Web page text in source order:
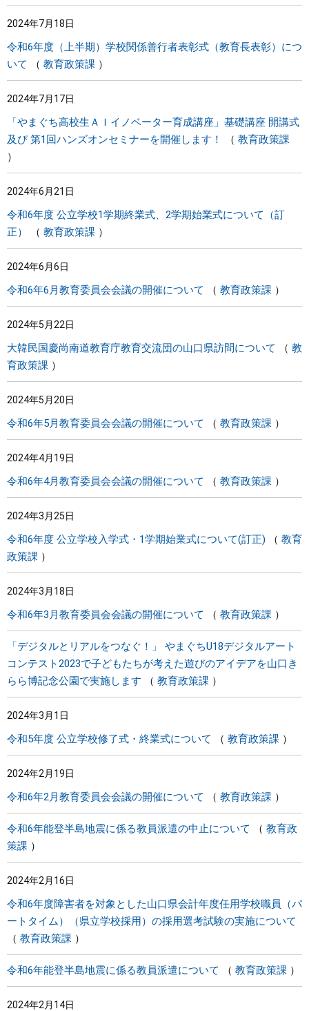
2024年7月18日
令和6年度（上半期）学校関係善行者表彰式（教育長表彰）につ
いて
教育政策課
2024年7月17日
「やまぐち高校生ＡＩイノベーター育成講座」基礎講座 開講式
及び 第1回ハンズオンセミナーを開催します！
教育政策課
2024年6月21日
令和6年度 公立学校1学期終業式、2学期始業式について（訂
正）
教育政策課
2024年6月6日
令和6年6月教育委員会会議の開催について 教育政策課
2024年5月22日
大韓民国慶尚南道教育庁教育交流団の山口県訪問について
教
育政策課
2024年5月20日
令和6年5月教育委員会会議の開催について 教育政策課
2024年4月19日
令和6年4月教育委員会会議の開催について 教育政策課
2024年3月25日
令和6年度 公立学校入学式・1学期始業式について(訂正)
教育
政策課
2024年3月18日
令和6年3月教育委員会会議の開催について 教育政策課
「デジタルとリアルをつなぐ！」 やまぐちU18デジタルアート
コンテスト2023で子どもたちが考えた遊びのアイデアを山口き
らら博記念公園で実施します
教育政策課
2024年3月1日
令和5年度 公立学校修了式・終業式について 教育政策課
2024年2月19日
令和6年2月教育委員会会議の開催について 教育政策課
令和6年能登半島地震に係る教員派遣の中止について
教育政
策課
2024年2月16日
令和6年度障害者を対象とした山口県会計年度任用学校職員（パ
ートタイム）（県立学校採用）の採用選考試験の実施について
教育政策課
令和6年能登半島地震に係る教員派遣について 教育政策課
2024年2月14日